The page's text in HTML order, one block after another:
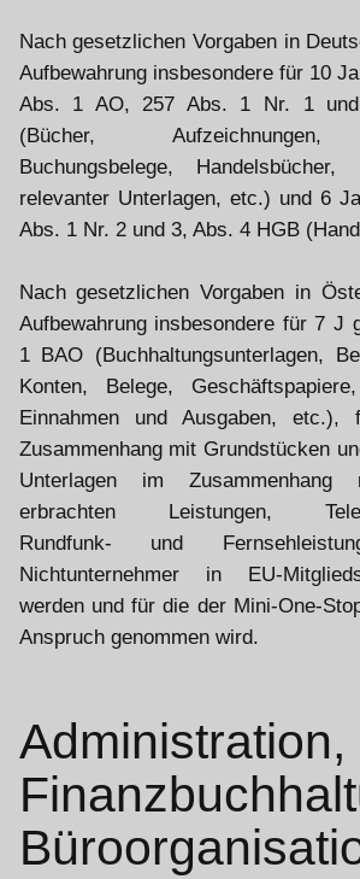
Nach gesetzlichen Vorgaben in
Aufbewahrung insbesondere für 10
Abs. 1 AO, 257 Abs. 1 Nr. 1
(Bücher, Aufzeichnungen,
Buchungsbelege,
relevanter Unterlagen, etc.) und 6
Abs. 1 Nr. 2 und 3, Abs. 4 HGB
Nach gesetzlichen Vorgaben in
Aufbewahrung insbesondere für 7 J
1 BAO (Buchhaltungsunterlagen,
Konten, Belege,
Einnahmen und Ausgaben,
Zusammenhang mit Grundstücken
Unterlagen im Zusammenhang
erbrachten Leistungen,
Rundfunk- und
Nichtunternehmer in EU-
werden und für die der Mini-One-
Anspruch genommen wird.
Administration,